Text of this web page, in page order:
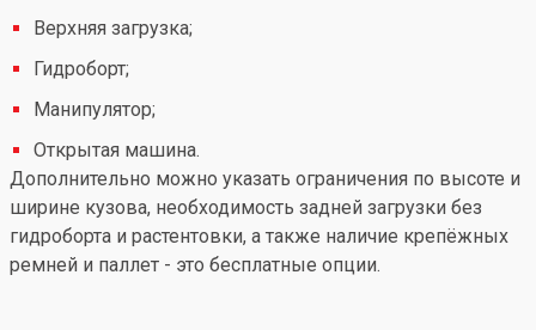
Верхняя загрузка;
Гидроборт;
Манипулятор;
Открытая машина.
Дополнительно можно указать ограничения по высоте и
ширине кузова, необходимость задней загрузки без
гидроборта и растентовки, а также наличие крепёжных
ремней и паллет - это бесплатные опции.